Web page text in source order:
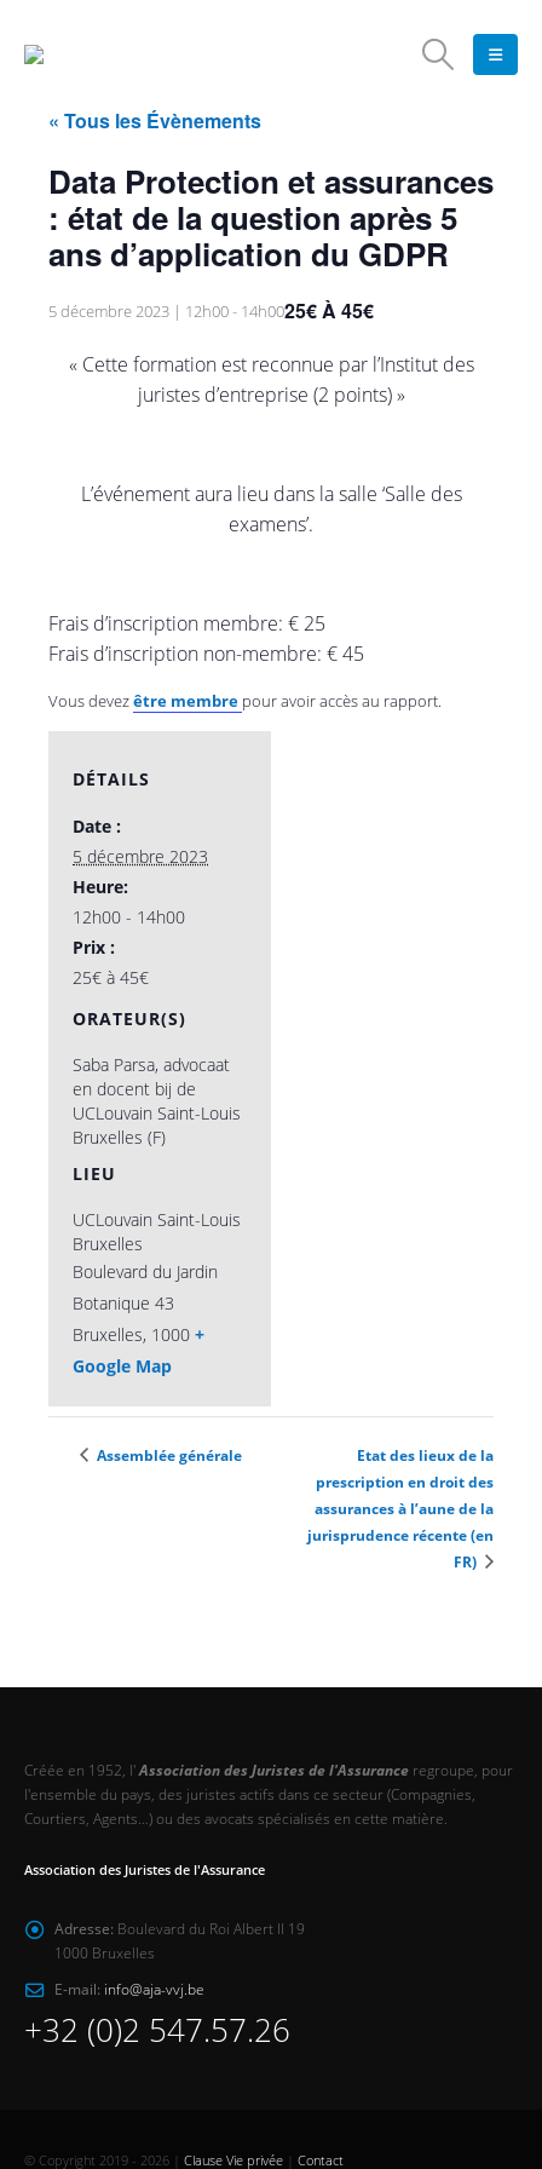
« Tous les Évènements
Data Protection et assurances
: état de la question après 5
ans d’application du GDPR
5 décembre 2023 | 12h00- 14h0025€ À 45€
« Cette formation est reconnue par l’Institut des
juristes d’entreprise (2 points) »
L’événement aura lieu dans la salle ‘Salle des
examens’.
Frais d’inscription membre: € 25
Frais d’inscription non-membre: € 45
Vous devezêtre membre pour avoir accès au rapport.
DÉTAILS
Date :
5 décembre 2023
Heure:
12h00 - 14h00
Prix :
25€ à 45€
LIEU
UCLouvain Saint-Louis
Bruxelles
Boulevard du Jardin
Botanique 43
Bruxelles, 1000 +
Google Map
ORATEUR(S)
Saba Parsa, advocaat
en docent bij de
UCLouvain Saint-Louis
Bruxelles (F)
Assemblée générale
Etat des lieux de la
prescription en droit des
assurances à l’aune de la
jurisprudence récente (en
FR)
Créée en 1952, l'Association des Juristes de l'Assurance regroupe, pour
l'ensemble du pays, des juristes actifs dans ce secteur (Compagnies,
Courtiers, Agents…) ou des avocats spécialisés en cette matière.
Association des Juristes de l'Assurance
Adresse: Boulevard du Roi Albert II 19
1000 Bruxelles
E-mail: info@aja-vvj.be
+32 (0)2 547.57.26
© Copyright 2019 - 2026 | Clause Vie privée Contact